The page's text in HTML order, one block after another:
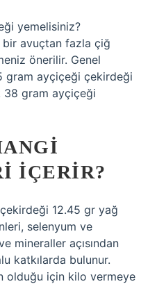
yemelisiniz?
bir avuçtan fazla çiğ
önerilir. Genel
gram ayçiçeği çekirdeği
38 gram ayçiçeği
IÇERIR?
12.45 gr yağ
selenyum ve
mineraller açısından
katkılarda bulunur.
olduğu için kilo vermeye